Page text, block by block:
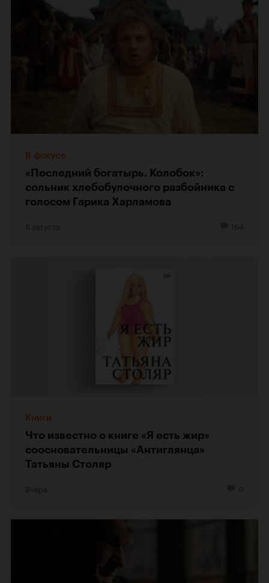
В фокусе
«Последний богатырь. Колобок»:
сольник хлебобулочного разбойника с
голосом Гарика Харламова
Книги
Что известно о книге «Я есть жир»
соосновательницы «Антиглянца»
Татьяны Столяр